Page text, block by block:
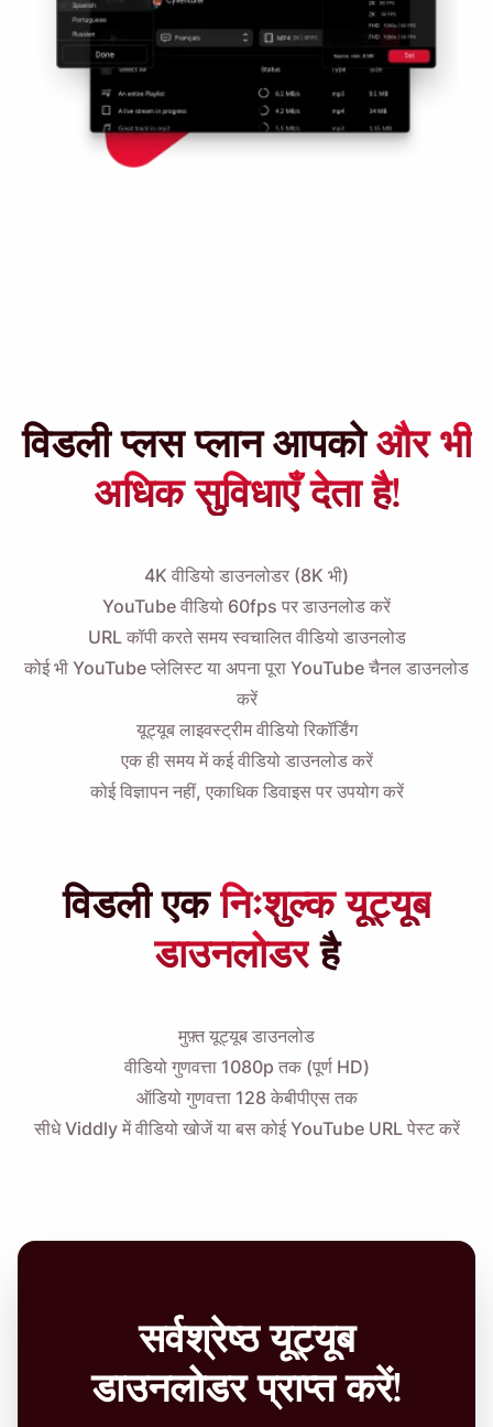
विडली प्लस प्लान आपकोऔर भी
अधिक सुविधाएँ देता है!
4K वीडियो डाउनलोडर (8K भी)
YouTube वीडियो 60fps पर डाउनलोड करें
URL कॉपी करते समय स्वचालित वीडियो डाउनलोड
कोई भी YouTube प्लेलिस्ट या अपना पूरा YouTube चैनल डाउनलोड
करें
यूट्यूब लाइवस्ट्रीम वीडियो रिकॉर्डिंग
एक ही समय में कई वीडियो डाउनलोड करें
कोई विज्ञापन नहीं, एकाधिक डिवाइस पर उपयोग करें
विडली एकनिःशुल्क यूट्यूब
डाउनलोडरहै
मुफ़्त यूट्यूब डाउनलोड
वीडियो गुणवत्ता 1080p तक (पूर्ण HD)
ऑडियो गुणवत्ता 128 केबीपीएस तक
सीधे Viddly में वीडियो खोजें या बस कोई YouTube URL पेस्ट करें
सर्वश्रेष्ठ यूट्यूब
डाउनलोडर प्राप्त करें!